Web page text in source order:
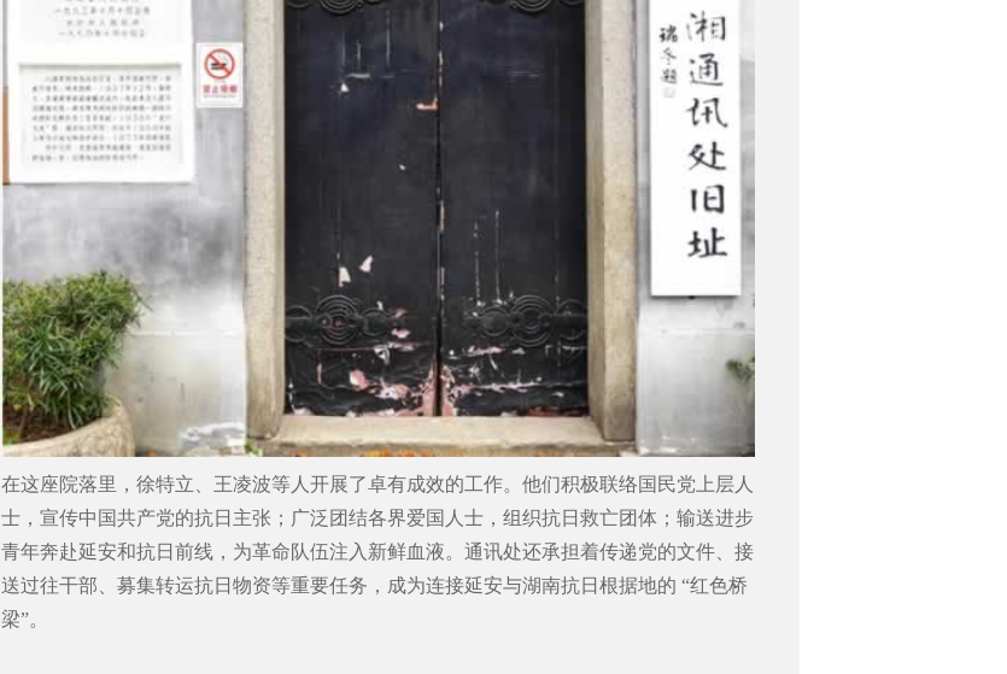
在这座院落里，徐特立、王凌波等人开展了卓有成效的工作。他们积极联络国民党上层人
士，宣传中国共产党的抗日主张；广泛团结各界爱国人士，组织抗日救亡团体；输送进步
青年奔赴延安和抗日前线，为革命队伍注入新鲜血液。通讯处还承担着传递党的文件、接
送过往干部、募集转运抗日物资等重要任务，成为连接延安与湖南抗日根据地的 “红色桥
梁”。